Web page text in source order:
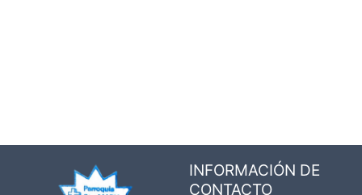
INFORMACIÓN DE
CONTACTO